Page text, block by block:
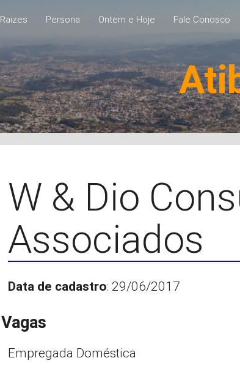
Raizes Persona Ontem e Hoje Fale Conosco
W & Dio
Associados
Data de cadastro: 29/06/2017
Vagas
Empregada Doméstica